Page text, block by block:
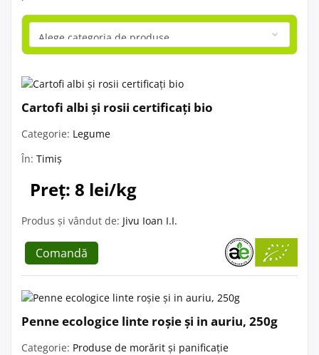
Cartofi albi și rosii certificați bio
Categorie: Legume
În: Timiș
Preț: 8 lei/kg
Produs și vândut de: Jivu Ioan I.I.
Comandă
Penne ecologice linte roșie și in auriu, 250g
Categorie: Produse de morărit și panificație